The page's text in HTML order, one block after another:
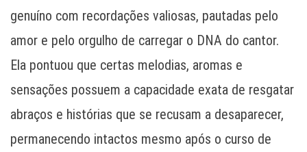
genuíno com recordações valiosas, pautadas pelo
amor e pelo orgulho de carregar o DNA do cantor.
Ela pontuou que certas melodias, aromas e
sensações possuem a capacidade exata de resgatar
abraços e histórias que se recusam a desaparecer,
permanecendo intactos mesmo após o curso de